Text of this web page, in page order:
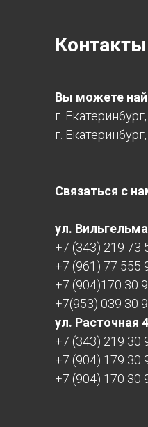
Вы можете
г.
г.
Связаться с
ул.
+7 (343) 219 73
+7 (961) 77 555
+7 (904)170 30
+7(953) 039 30
ул. Расточная
+7 (343) 219 30
+7 (904) 179 30
+7 (904) 170 30